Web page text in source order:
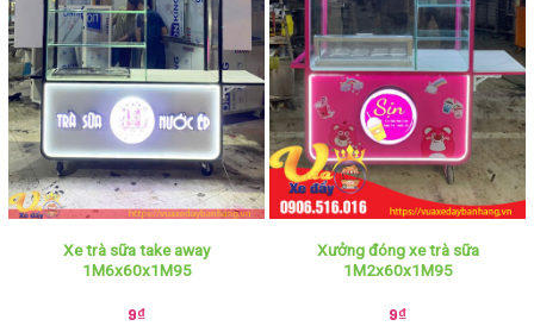
Xe trà sữa take away
1M6x60x1M95
9₫
Xưởng đóng xe trà sữa
1M2x60x1M95
9₫